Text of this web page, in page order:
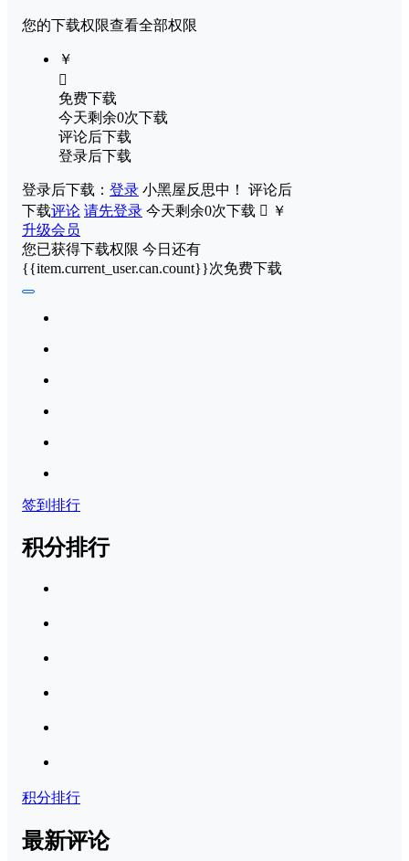
您的下载权限查看全部权限
￥
免费下载
今天剩余0次下载
评论后下载
登录后下载
登录后下载： 登录 小黑屋反思中！ 评论后
下载评论 请先登录 今天剩余0次下载
￥
升级会员
您已获得下载权限 今日还有
{{item.current_user.can.count}}次免费下载
签到排行
积分排行
积分排行
最新评论